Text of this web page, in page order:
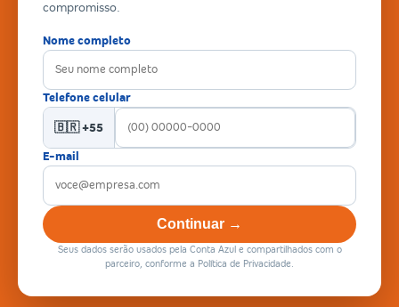
compromisso.
Nome completo
Telefone celular
🇧🇷 +55
E-mail
Continuar →
Seus dados serão usados pela Conta Azul e compartilhados com o
parceiro, conforme a Política de Privacidade.